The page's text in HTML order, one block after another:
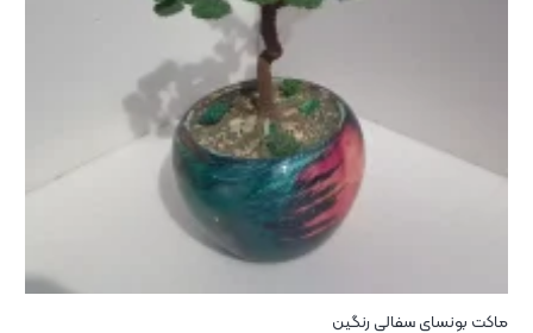
ماکت بونسای سفالی رنگین